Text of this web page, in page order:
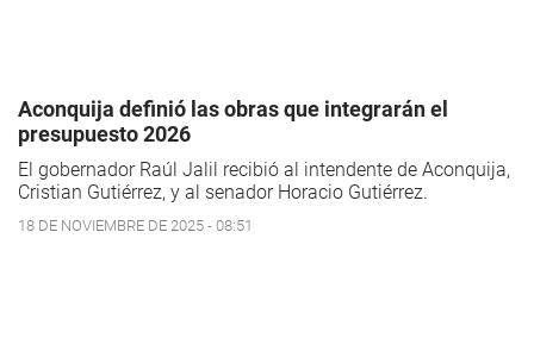
Aconquija definió las obras que integrarán el
presupuesto 2026
El gobernador Raúl Jalil recibió al intendente de Aconquija,
Cristian Gutiérrez, y al senador Horacio Gutiérrez.
18 DE NOVIEMBRE DE 2025 - 08:51